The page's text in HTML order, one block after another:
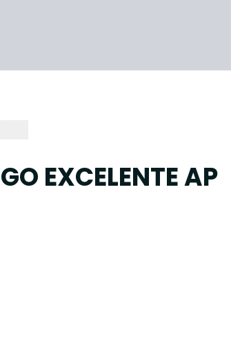
EXCELENTE AP